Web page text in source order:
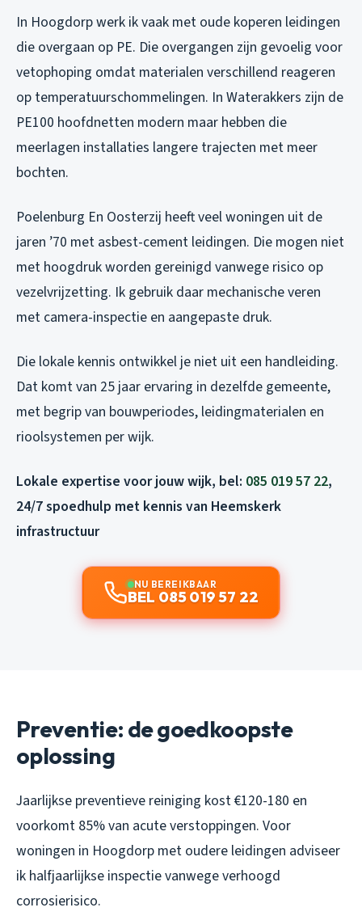
In Hoogdorp werk ik vaak met oude koperen leidingen
die overgaan op PE. Die overgangen zijn gevoelig voor
vetophoping omdat materialen verschillend reageren
op temperatuurschommelingen. In Waterakkers zijn de
PE100 hoofdnetten modern maar hebben die
meerlagen installaties langere trajecten met meer
bochten.
Poelenburg En Oosterzij heeft veel woningen uit de
jaren ’70 met asbest-cement leidingen. Die mogen niet
met hoogdruk worden gereinigd vanwege risico op
vezelvrijzetting. Ik gebruik daar mechanische veren
met camera-inspectie en aangepaste druk.
Die lokale kennis ontwikkel je niet uit een handleiding.
Dat komt van 25 jaar ervaring in dezelfde gemeente,
met begrip van bouwperiodes, leidingmaterialen en
rioolsystemen per wijk.
Lokale expertise voor jouw wijk, bel: 085 019 57 22,
24/7 spoedhulp met kennis van Heemskerk
infrastructuur
NU BEREIKBAAR
BEL 085 019 57 22
Preventie: de goedkoopste
oplossing
Jaarlijkse preventieve reiniging kost €120-180 en
voorkomt 85% van acute verstoppingen. Voor
woningen in Hoogdorp met oudere leidingen adviseer
ik halfjaarlijkse inspectie vanwege verhoogd
corrosierisico.